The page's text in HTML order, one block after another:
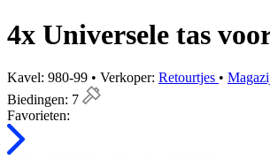
4x Universele tas
Kavel: 980-99 • Verkoper: Retourtjes •
Biedingen: 7
Favorieten: